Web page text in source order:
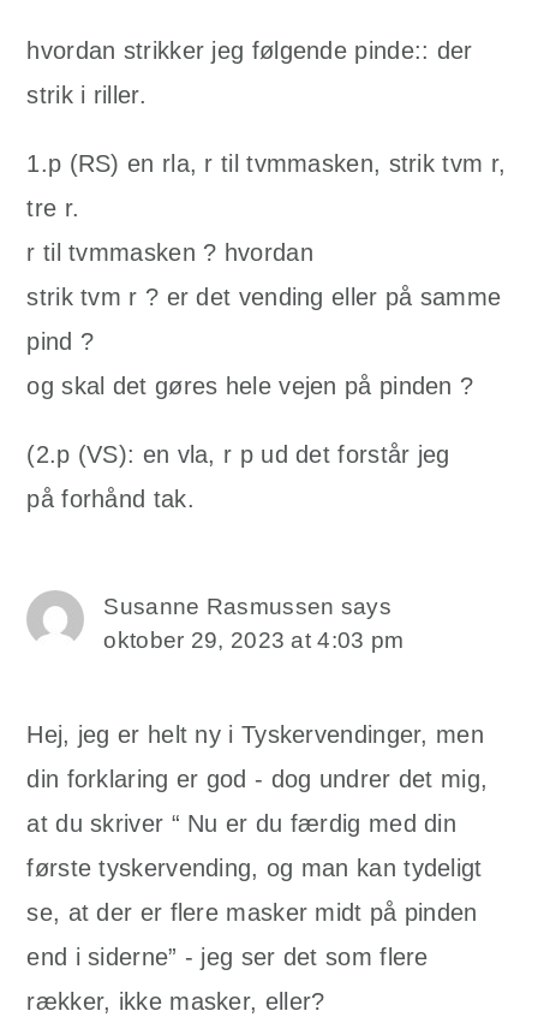
hvordan strikker jeg følgende pinde:: der
strik i riller.
1.p (RS) en rla, r til tvmmasken, strik tvm r,
tre r.
r til tvmmasken ? hvordan
strik tvm r ? er det vending eller på samme
pind ?
og skal det gøres hele vejen på pinden ?
(2.p (VS): en vla, r p ud det forstår jeg
på forhånd tak.
Susanne Rasmussen says
oktober 29, 2023 at 4:03 pm
Hej, jeg er helt ny i Tyskervendinger, men
din forklaring er god - dog undrer det mig,
at du skriver “ Nu er du færdig med din
første tyskervending, og man kan tydeligt
se, at der er flere masker midt på pinden
end i siderne” - jeg ser det som flere
rækker, ikke masker, eller?